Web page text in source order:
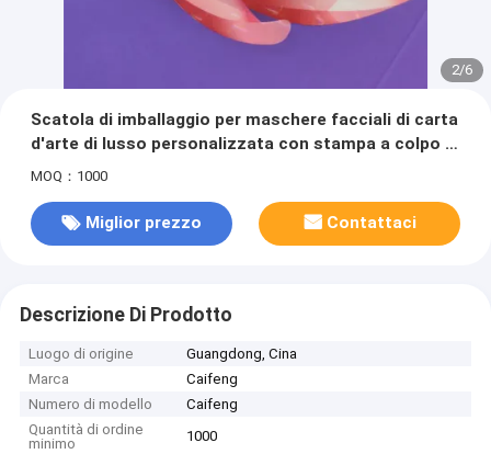
2/6
Scatola di imballaggio per maschere facciali di carta
d'arte di lusso personalizzata con stampa a colpo e
disegno cuboide
MOQ：1000
Miglior prezzo Contattaci
Descrizione Di Prodotto
Luogo di origine
Guangdong, Cina
Marca
Caifeng
Numero di modello
Caifeng
Quantità di ordine
minimo
1000